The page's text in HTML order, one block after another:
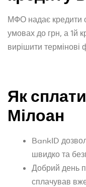
МФО надає кредити
умовах до грн, а 1й
вирішити термінові
Як
Мілоан
BankID
швидко та
Добрий день
сплачував